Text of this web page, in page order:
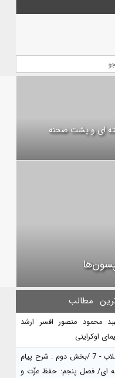
هسته ای و پشت صحنه
مطالب
محمود منصور افسر ارشد
اوکراینی
منشور گفتمان امام و انقلاب - 7 /بخش دوم : شرح پیام
امام خامنه ای/ فصل پنجم: حفظ عزّت و